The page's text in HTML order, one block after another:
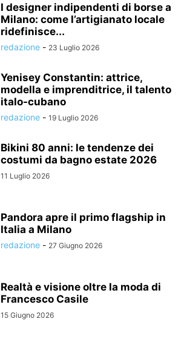
I designer indipendenti di borse a
Milano: come l’artigianato locale
ridefinisce...
redazione - 23 Luglio 2026
Yenisey Constantin: attrice,
modella e imprenditrice, il talento
italo-cubano
redazione - 19 Luglio 2026
Bikini 80 anni: le tendenze dei
costumi da bagno estate 2026
11 Luglio 2026
Pandora apre il primo flagship in
Italia a Milano
redazione - 27 Giugno 2026
Realtà e visione oltre la moda di
Francesco Casile
15 Giugno 2026